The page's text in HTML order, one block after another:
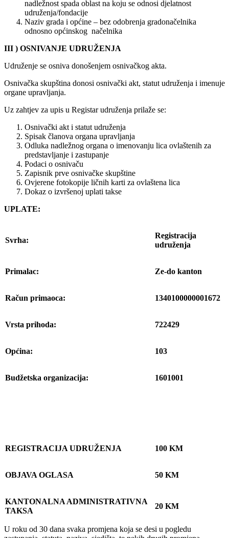
nadležnost spada oblast na koju se odnosi djelatnost
udruženja/fondacije
Naziv grada i općine – bez odobrenja gradonačelnika
odnosno općinskog načelnika
III ) OSNIVANJE UDRUŽENJA
Udruženje se osniva donošenjem osnivačkog akta.
Osnivačka skupština donosi osnivački akt, statut udruženja i imenuje
organe upravljanja.
Uz zahtjev za upis u Registar udruženja prilaže se:
Osnivački akt i statut udruženja
Spisak članova organa upravljanja
Odluka nadležnog organa o imenovanju lica ovlaštenih za
predstavljanje i zastupanje
Podaci o osnivaču
Zapisnik prve osnivačke skupštine
Ovjerene fotokopije ličnih karti za ovlaštena lica
Dokaz o izvršenoj uplati takse
UPLATE:
Svrha:
Registracija
udruženja
Primalac: Ze-do kanton
Račun primaoca: 1340100000001672
Vrsta prihoda: 722429
Općina: 103
Budžetska organizacija: 1601001
REGISTRACIJA UDRUŽENJA 100 KM
OBJAVA OGLASA 50 KM
KANTONALNA ADMINISTRATIVNA
TAKSA
20 KM
U roku od 30 dana svaka promjena koja se desi u pogledu